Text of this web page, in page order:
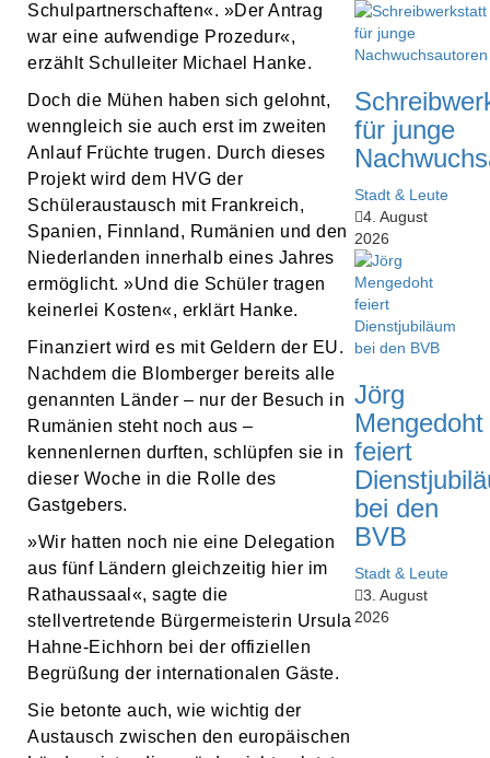
Schulpartnerschaften«. »Der Antrag
war eine aufwendige Prozedur«,
erzählt Schulleiter Michael Hanke.
Doch die Mühen haben sich gelohnt,
wenngleich sie auch erst im zweiten
Anlauf Früchte trugen. Durch dieses
Projekt wird dem HVG der
Schüleraustausch mit Frankreich,
Spanien, Finnland, Rumänien und den
Niederlanden innerhalb eines Jahres
ermöglicht. »Und die Schüler tragen
keinerlei Kosten«, erklärt Hanke.
Finanziert wird es mit Geldern der EU.
Nachdem die Blomberger bereits alle
genannten Länder – nur der Besuch in
Rumänien steht noch aus –
kennenlernen durften, schlüpfen sie in
dieser Woche in die Rolle des
Gastgebers.
»Wir hatten noch nie eine Delegation
aus fünf Ländern gleichzeitig hier im
Rathaussaal«, sagte die
stellvertretende Bürgermeisterin Ursula
Hahne-Eichhorn bei der offiziellen
Begrüßung der internationalen Gäste.
Sie betonte auch, wie wichtig der
Austausch zwischen den europäischen
für junge
Stadt & Leute
4. August
2026
Jörg
Mengedoht
feiert
bei den
BVB
Stadt & Leute
3. August
2026